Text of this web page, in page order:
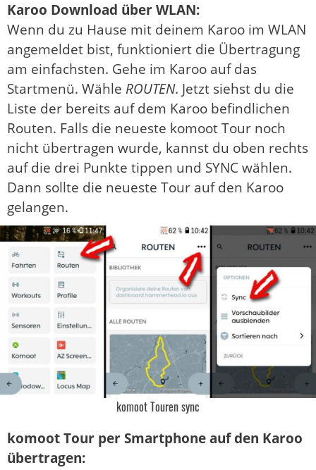
Karoo Download über WLAN:
Wenn du zu Hause mit deinem Karoo im WLAN
angemeldet bist, funktioniert die Übertragung
am einfachsten. Gehe im Karoo auf das
Startmenü. Wähle ROUTEN. Jetzt siehst du die
Liste der bereits auf dem Karoo befindlichen
Routen. Falls die neueste komoot Tour noch
nicht übertragen wurde, kannst du oben rechts
auf die drei Punkte tippen und SYNC wählen.
Dann sollte die neueste Tour auf den Karoo
gelangen.
komoot Touren sync
komoot Tour per Smartphone auf den Karoo
übertragen: